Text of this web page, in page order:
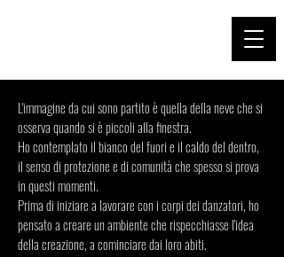
L'immagine da cui sono partito è quella della neve che si
osserva quando si è piccoli alla finestra.
Ho contemplato il bianco del fuori e il caldo del dentro,
il senso di protezione e di comunità che spesso si prova
in questi momenti.
Prima di iniziare a lavorare con i corpi dei danzatori, ho
pensato a creare un ambiente che rispecchiasse l'idea
della creazione, a cominciare dai loro abiti.